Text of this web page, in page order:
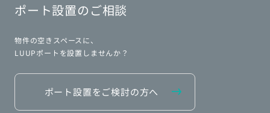
ポート設置のご相談
物件の空きスペースに、
LUUPポートを設置しませんか？
ポート設置をご検討の方へ